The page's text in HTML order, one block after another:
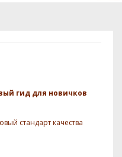
гид для новичков
стандарт качества